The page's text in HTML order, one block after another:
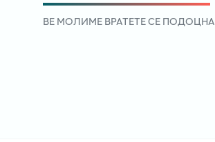
ВЕ МОЛИМЕ ВРАТЕТЕ СЕ ПОДОЦНА